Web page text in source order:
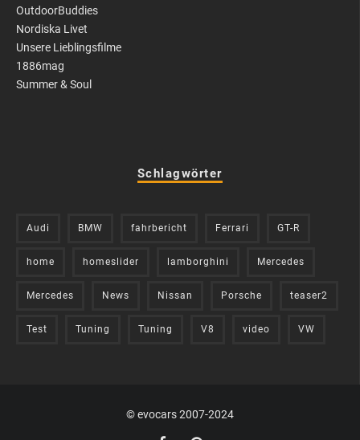
OutdoorBuddies
Nordiska Livet
Unsere Lieblingsfilme
1886mag
Summer & Soul
Schlagwörter
Audi BMW fahrbericht Ferrari GT-R
home homeslider lamborghini Mercedes
Mercedes News Nissan Porsche teaser2
Test Tuning Tuning V8 video VW
© evocars 2007-2024